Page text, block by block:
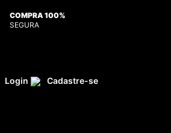
COMPRA 100%
SEGURA
Login Cadastre-se